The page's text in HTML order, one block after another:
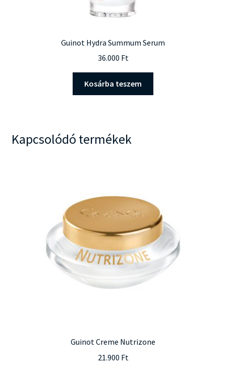
Guinot Hydra Summum Serum
36.000 Ft
Kosárba teszem
Kapcsolódó termékek
Guinot Creme Nutrizone
21.900 Ft